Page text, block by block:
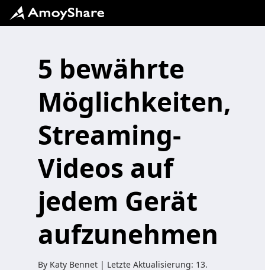
5 bewährte
Möglichkeiten,
Streaming-
Videos auf
jedem Gerät
aufzunehmen
By Katy Bennet | Letzte Aktualisierung: 13.